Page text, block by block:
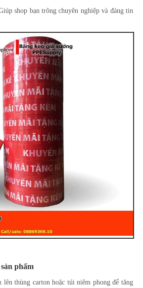
shop bạn trông chuyên nghiệp và đáng tin
phẩm
thùng carton hoặc túi niêm phong để tăng